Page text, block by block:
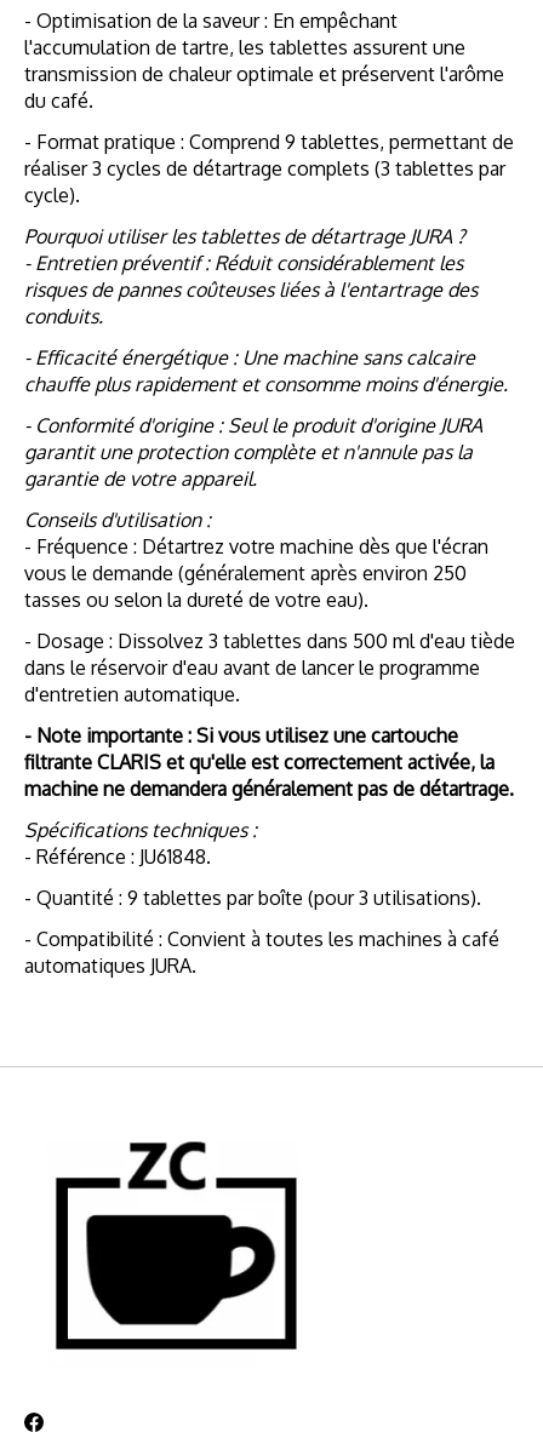
- Optimisation de la saveur : En empêchant
l'accumulation de tartre, les tablettes assurent une
transmission de chaleur optimale et préservent l'arôme
du café.
- Format pratique : Comprend 9 tablettes, permettant de
réaliser 3 cycles de détartrage complets (3 tablettes par
cycle).
Pourquoi utiliser les tablettes de détartrage JURA ?
- Entretien préventif : Réduit considérablement les
risques de pannes coûteuses liées à l'entartrage des
conduits.
- Efficacité énergétique : Une machine sans calcaire
chauffe plus rapidement et consomme moins d'énergie.
- Conformité d'origine : Seul le produit d'origine JURA
garantit une protection complète et n'annule pas la
garantie de votre appareil.
Conseils d'utilisation :
- Fréquence : Détartrez votre machine dès que l'écran
vous le demande (généralement après environ 250
tasses ou selon la dureté de votre eau).
- Dosage : Dissolvez 3 tablettes dans 500 ml d'eau tiède
dans le réservoir d'eau avant de lancer le programme
d'entretien automatique.
- Note importante : Si vous utilisez une cartouche
filtrante CLARIS et qu'elle est correctement activée, la
machine ne demandera généralement pas de détartrage.
Spécifications techniques :
- Référence : JU61848.
- Quantité : 9 tablettes par boîte (pour 3 utilisations).
- Compatibilité : Convient à toutes les machines à café
automatiques JURA.